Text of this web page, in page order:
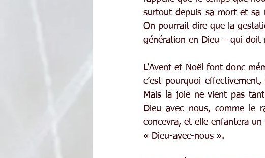
surtout depuis sa mort et sa
On pourrait dire que la
génération en Dieu – qui doit
L’Avent et Noël font donc
c’est pourquoi
Mais la joie ne vient pas
Dieu avec nous, comme le
concevra, et elle enfantera
« Dieu-avec-nous ».